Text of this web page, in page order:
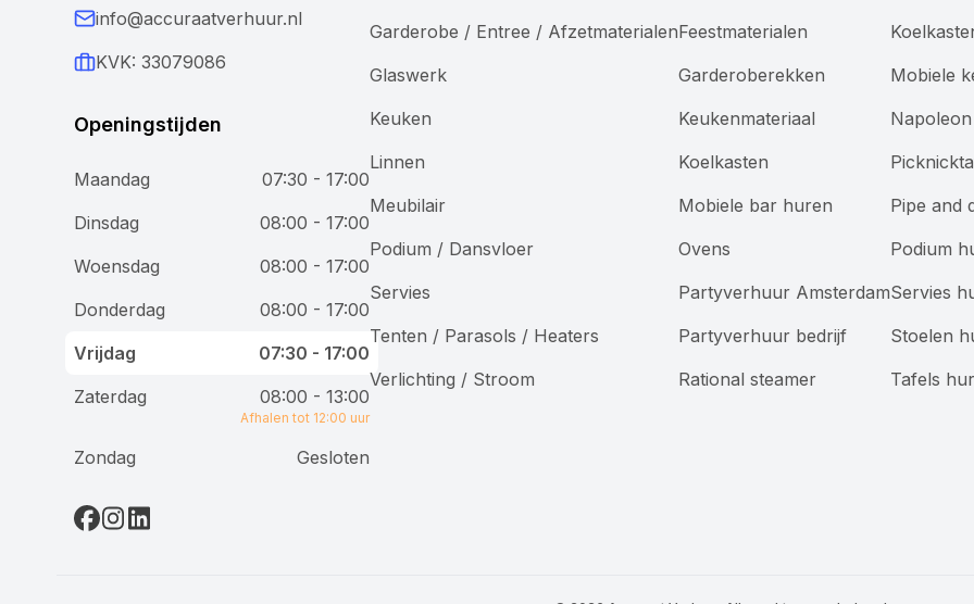
info@accuraatverhuur.nl
KVK: 33079086
Openingstijden
Maandag
07:30 - 17:00
Dinsdag
08:00 - 17:00
Woensdag
08:00 - 17:00
Donderdag
08:00 - 17:00
Vrijdag
07:30 - 17:00
Zaterdag
08:00 - 13:00
Afhalen tot 12:00 uur
Zondag Gesloten
Garderobe / Entree / Afzetmaterialen
Glaswerk
Keuken
Linnen
Meubilair
Podium / Dansvloer
Servies
Tenten / Parasols / Heaters
Verlichting / Stroom
Feestmaterialen
Garderoberekken
Keukenmateriaal
Koelkasten
Mobiele bar huren
Ovens
Partyverhuur Amsterdam
Partyverhuur bedrijf
Rational steamer
Mobiele
Pipe and
Podium
Servies
Stoelen
Tafels
Wij gebruiken cookies
Bij Accuraat Verhuur maken we gebruik van cookies en
vergelijkbare technologieën voor verschillende
doeleinden. We plaatsen functionele cookies om onze
website goed te laten werken, analytische cookies om
onze dienstverlening te verbeteren, en marketingcookies
om je gepersonaliseerde advertenties te tonen. Je hebt
controle over je voorkeuren en kunt kiezen welke cookies